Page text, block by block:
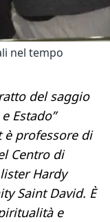
nel tempo
del saggio
Estado”
è professore di
Centro di
Hardy
Saint David. È
e